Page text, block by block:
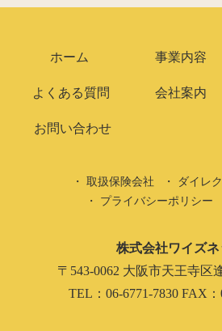
ホーム 事業内容
よくある質問 会社案内
お問い合わせ
取扱保険会社 ダイレ
プライバシーポリシー
株式会社ワイズネ
〒543-0062 大阪市天王
TEL：06-6771-7830 FAX：